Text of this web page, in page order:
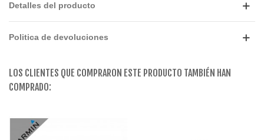
Detalles del producto
Politica de devoluciones
LOS CLIENTES QUE COMPRARON ESTE PRODUCTO TAMBIÉN HAN
COMPRADO: